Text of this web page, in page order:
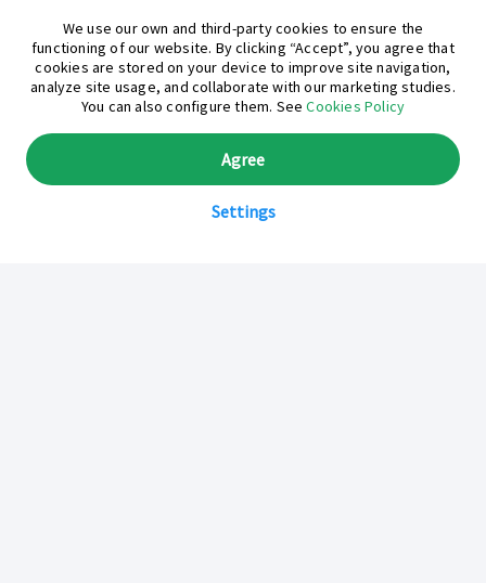
¿En qué podemos ayudarte hoy?
We use our own and third-party cookies to ensure the
functioning of our website. By clicking “Accept”, you agree that
cookies are stored on your device to improve site navigation,
analyze site usage, and collaborate with our marketing studies.
You can also configure them. SeeCookies Policy
Settings
Agree